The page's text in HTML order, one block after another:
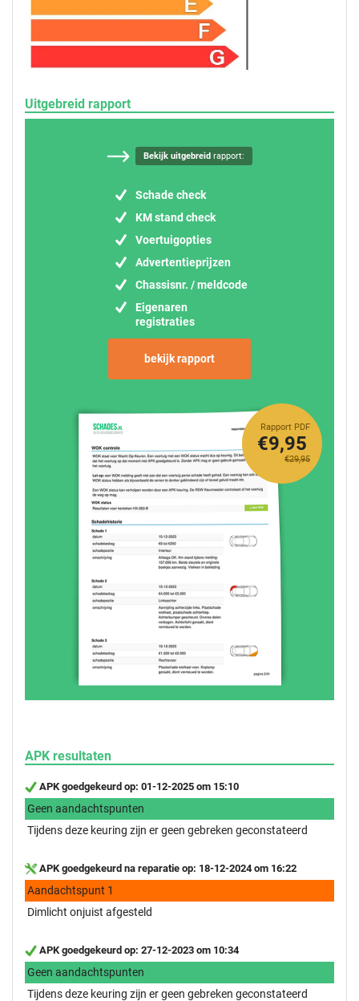
Uitgebreid rapport
Bekijk uitgebreidrapport:
Schade check
KM stand check
Voertuigopties
Advertentieprijzen
Chassisnr. / meldcode
Eigenaren
registraties
bekijk rapport
Rapport PDF
€29,95
€9,95
APK resultaten
APK goedgekeurd op: 01-12-2025 om 15:10
Geen aandachtspunten
Tijdens deze keuring zijn er geen gebreken geconstateerd
APK goedgekeurd na reparatie op: 18-12-2024 om 16:22
Aandachtspunt 1
Dimlicht onjuist afgesteld
APK goedgekeurd op: 27-12-2023 om 10:34
Geen aandachtspunten
Tijdens deze keuring zijn er geen gebreken geconstateerd